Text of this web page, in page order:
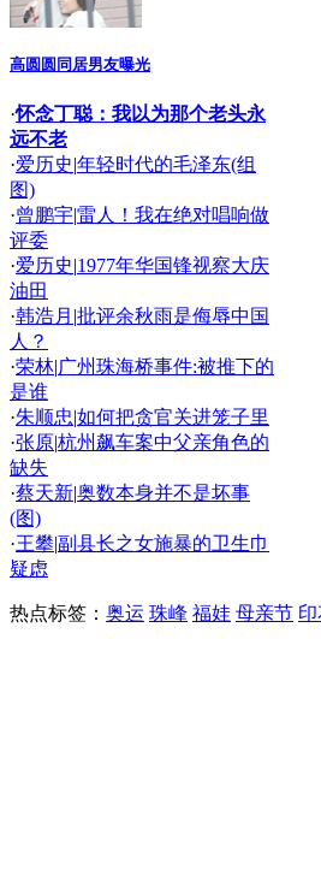
高圆圆同居男友曝光
·怀念丁聪：我以为那个老头永
远不老
·爱历史|年轻时代的毛泽东(组
图)
·曾鹏宇|雷人！我在绝对唱响做
评委
·爱历史|1977年华国锋视察大庆
油田
·韩浩月 |批评余秋雨是侮辱中国
人？
·荣林|广州珠海桥事件:被推下的
是谁
·朱顺忠|如何把贪官关进笼子里
·张原|杭州飙车案中父亲角色的
缺失
·蔡天新|奥数本身并不是坏事
(图)
·王攀|副县长之女施暴的卫生巾
疑虑
热点标签： 奥运 珠峰 福娃 母亲节